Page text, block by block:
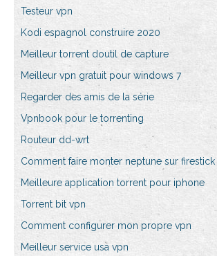
Testeur vpn
Kodi espagnol construire 2020
Meilleur torrent doutil de capture
Meilleur vpn gratuit pour windows 7
Regarder des amis de la série
Vpnbook pour le torrenting
Routeur dd-wrt
Comment faire monter neptune sur firestick
Meilleure application torrent pour iphone
Torrent bit vpn
Comment configurer mon propre vpn
Meilleur service usa vpn